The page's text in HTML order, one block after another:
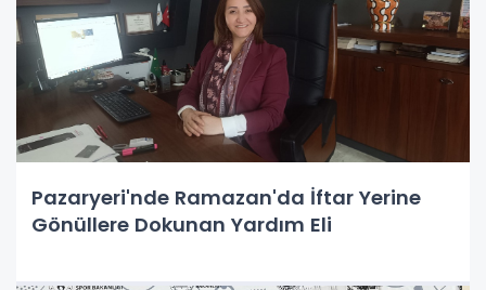
Pazaryeri'nde Ramazan'da İftar Yerine
Gönüllere Dokunan Yardım Eli